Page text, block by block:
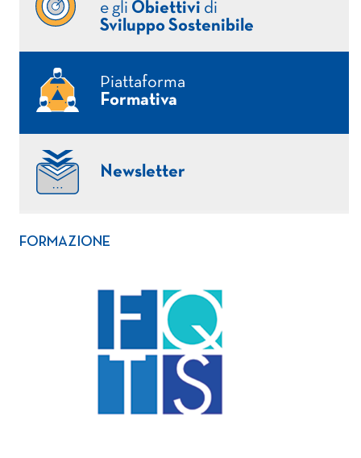
e gli Obiettivi di
Sviluppo Sostenibile
Piattaforma
Formativa
Newsletter
FORMAZIONE